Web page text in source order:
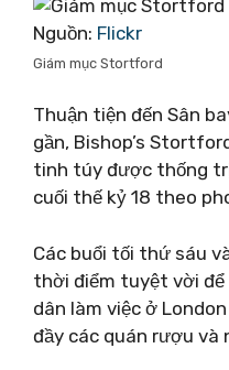
Nguồn: Flickr
Giám mục Stortford
Thuận tiện đến Sân
gần, Bishop’s
tinh túy được thống
cuối thế kỷ 18 theo
Các buổi tối thứ sáu
thời điểm tuyệt vời
dân làm việc ở
đầy các quán rượu và